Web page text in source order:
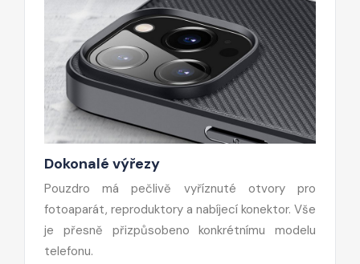
Dokonalé výřezy
Pouzdro má pečlivě vyříznuté otvory pro
fotoaparát, reproduktory a nabíjecí konektor. Vše
je přesně přizpůsobeno konkrétnímu modelu
telefonu.